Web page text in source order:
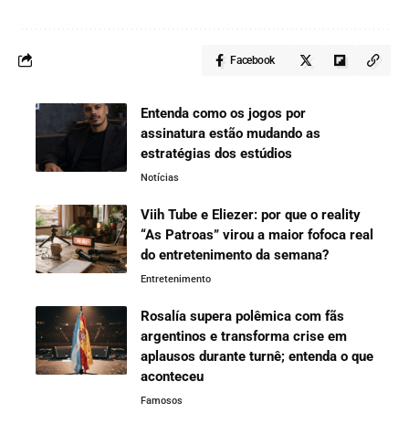
Facebook
Entenda como os jogos por
assinatura estão mudando as
estratégias dos estúdios
Notícias
Viih Tube e Eliezer: por que o reality
“As Patroas” virou a maior fofoca real
do entretenimento da semana?
Entretenimento
Rosalía supera polêmica com fãs
argentinos e transforma crise em
aplausos durante turnê; entenda o que
aconteceu
Famosos